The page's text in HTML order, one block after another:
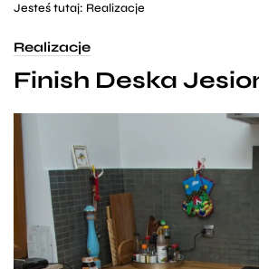
Jesteś tutaj: Realizacje
Realizacje
Finish Deska